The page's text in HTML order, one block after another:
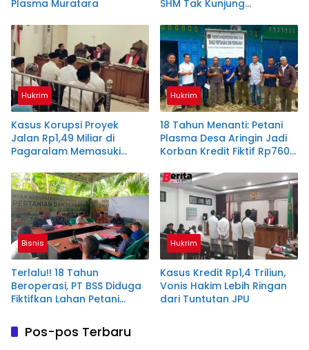
Plasma Muratara
SHM Tak Kunjung
Hukrim
Kasus Korupsi Proyek
Jalan Rp1,49 Miliar di
Pagaralam Memasuki
Terdakwa Dituntut 2,5
Tahun Penjara
Hukrim
18 Tahun Menanti: Petani
Plasma Desa Aringin Jadi
Korban Kredit Fiktif Rp760
Bisnis
Terlalu!! 18 Tahun
Beroperasi, PT BSS Diduga
Fiktifkan Lahan Petani
Hukrim
Kasus Kredit Rp1,4 Triliun,
Vonis Hakim Lebih Ringan
dari Tuntutan JPU
Pos-pos Terbaru